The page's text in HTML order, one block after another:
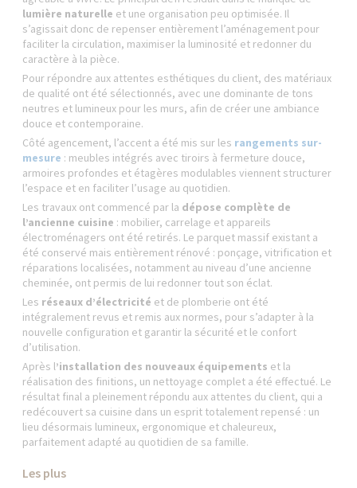
lumière naturelle et une organisation peu optimisée. Il
s’agissait donc de repenser entièrement l’aménagement pour
faciliter la circulation, maximiser la luminosité et redonner du
caractère à la pièce.
Pour répondre aux attentes esthétiques du client, des matériaux
de qualité ont été sélectionnés, avec une dominante de tons
neutres et lumineux pour les murs, afin de créer une ambiance
douce et contemporaine.
Côté agencement, l’accent a été mis sur les rangements sur-
mesure : meubles intégrés avec tiroirs à fermeture douce,
armoires profondes et étagères modulables viennent structurer
l’espace et en faciliter l’usage au quotidien.
Les travaux ont commencé par la dépose complète de
l’ancienne cuisine : mobilier, carrelage et appareils
électroménagers ont été retirés. Le parquet massif existant a
été conservé mais entièrement rénové : ponçage, vitrification et
réparations localisées, notamment au niveau d’une ancienne
cheminée, ont permis de lui redonner tout son éclat.
Les réseaux d’électricité et de plomberie ont été
intégralement revus et remis aux normes, pour s’adapter à la
nouvelle configuration et garantir la sécurité et le confort
d’utilisation.
Après l’installation des nouveaux équipements et la
réalisation des finitions, un nettoyage complet a été effectué. Le
résultat final a pleinement répondu aux attentes du client, qui a
redécouvert sa cuisine dans un esprit totalement repensé : un
lieu désormais lumineux, ergonomique et chaleureux,
parfaitement adapté au quotidien de sa famille.
Les plus